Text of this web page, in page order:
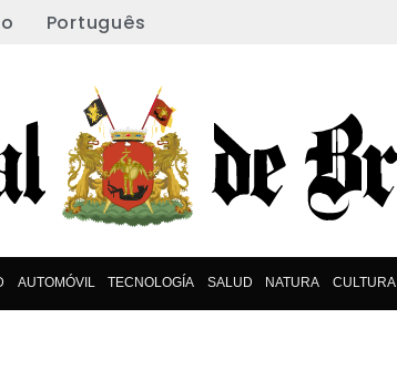
Português
AUTOMÓVIL TECNOLOGÍA SALUD NATURA CULTURA